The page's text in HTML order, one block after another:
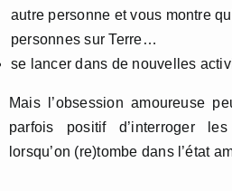
autre personne et vous montre
personnes sur Terre…
se lancer dans de nouvelles
Mais l’obsession amoureuse
parfois positif d’interroger
lorsqu’on (re)tombe dans l’état